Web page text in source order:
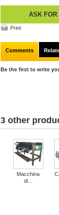
ASK FOR
Print
Comments
Be the first to write
3 other
Macchina
di...